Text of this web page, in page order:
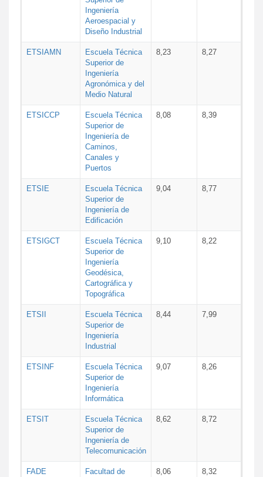
Ingeniería
Aeroespacial y
Diseño Industrial
ETSIAMN
Escuela Técnica
Superior de
Ingeniería
Agronómica y del
Medio Natural
8,23 8,27
ETSICCP
Escuela Técnica
Superior de
Ingeniería de
Caminos,
Canales y
Puertos
8,08 8,39
ETSIE
Escuela Técnica
Superior de
Ingeniería de
Edificación
9,04 8,77
ETSIGCT
Escuela Técnica
Superior de
Ingeniería
Geodésica,
Cartográfica y
Topográfica
9,10 8,22
ETSII
Escuela Técnica
Superior de
Ingeniería
Industrial
8,44 7,99
ETSINF
Escuela Técnica
Superior de
Ingeniería
Informática
9,07 8,26
ETSIT
Escuela Técnica
Superior de
Ingeniería de
Telecomunicación
8,62 8,72
FADE
Facultad de
8,06 8,32